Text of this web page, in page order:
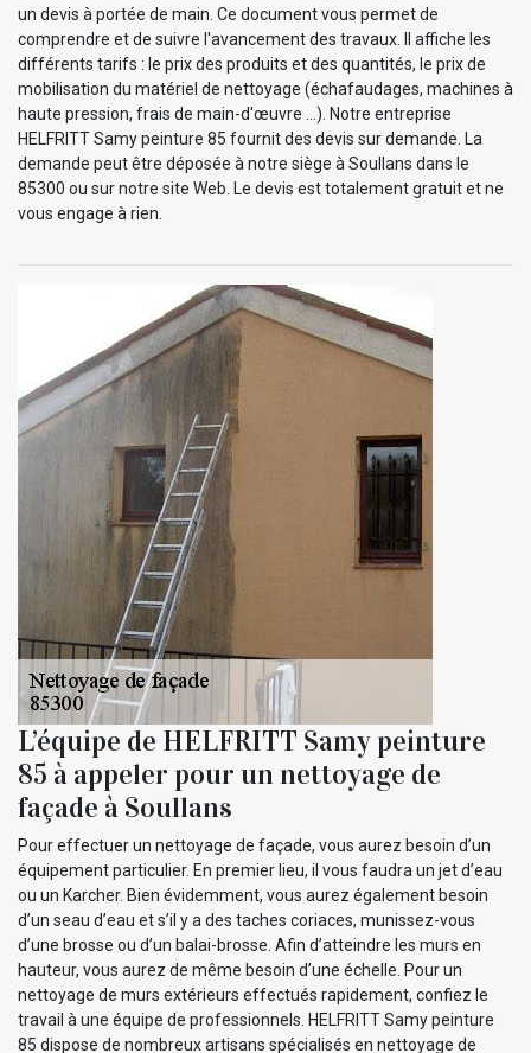
un devis à portée de main. Ce document vous permet de
comprendre et de suivre l'avancement des travaux. Il affiche les
différents tarifs : le prix des produits et des quantités, le prix de
mobilisation du matériel de nettoyage (échafaudages, machines à
haute pression, frais de main-d'œuvre ...). Notre entreprise
HELFRITT Samy peinture 85 fournit des devis sur demande. La
demande peut être déposée à notre siège à Soullans dans le
85300 ou sur notre site Web. Le devis est totalement gratuit et ne
vous engage à rien.
L’équipe de HELFRITT Samy peinture
85 à appeler pour un nettoyage de
façade à Soullans
Pour effectuer un nettoyage de façade, vous aurez besoin d’un
équipement particulier. En premier lieu, il vous faudra un jet d’eau
ou un Karcher. Bien évidemment, vous aurez également besoin
d’un seau d’eau et s’il y a des taches coriaces, munissez-vous
d’une brosse ou d’un balai-brosse. Afin d’atteindre les murs en
hauteur, vous aurez de même besoin d’une échelle. Pour un
nettoyage de murs extérieurs effectués rapidement, confiez le
travail à une équipe de professionnels. HELFRITT Samy peinture
85 dispose de nombreux artisans spécialisés en nettoyage de